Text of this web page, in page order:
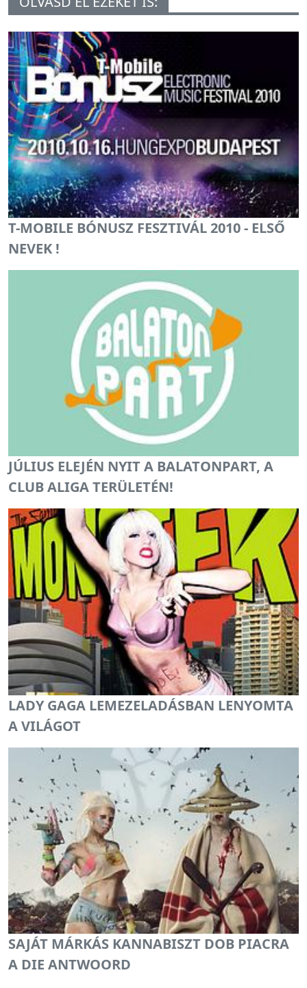
T-MOBILE BÓNUSZ FESZTIVÁL 2010 - ELSŐ
NEVEK !
JÚLIUS ELEJÉN NYIT A BALATONPART, A
CLUB ALIGA TERÜLETÉN!
LADY GAGA LEMEZELADÁSBAN LENYOMTA
A VILÁGOT
SAJÁT MÁRKÁS KANNABISZT DOB PIACRA
A DIE ANTWOORD